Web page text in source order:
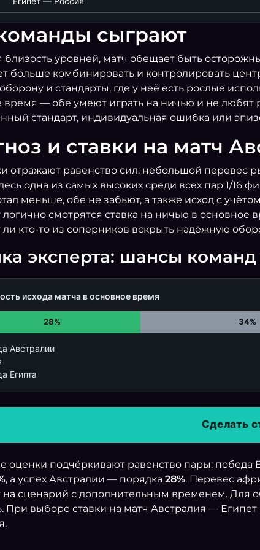
АРГЕНТИНА
ВЕРДЕ 2
04:30
1
07.07 23:00
КОЛУМБИЯ
сыграют
близость уровней, матч обещает быть
больше комбинировать и контролировать
и стандарты, где у неё есть рослые
время — обе умеют играть на ничью и не любят
стандарт, индивидуальная ошибка или
и ставки на матч
отражают равенство сил: небольшой перевес
одна из самых высоких среди всех пар 1/16
меньше, обе не забьют, а также исход с
смотрятся ставка на ничью в основное
кто-то из соперников вскрыть надёжную
эксперта: шансы
исхода матча в основное время
28% 34%
Австралии
Египта
Сделать
оценки подчёркивают равенство пары: победа
, а успех Австралии — порядка 28%. Перевес
на сценарий с дополнительным временем. Для
При выборе ставки на матч Австралия —